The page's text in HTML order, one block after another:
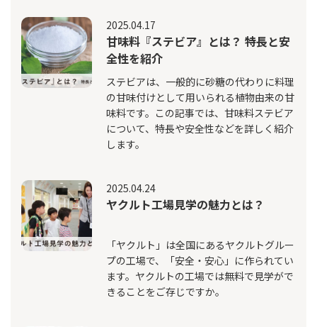
2025.04.17
甘味料『ステビア』とは？ 特長と安
全性を紹介
ステビアは、一般的に砂糖の代わりに料理
の甘味付けとして用いられる植物由来の甘
味料です。この記事では、甘味料ステビア
について、特長や安全性などを詳しく紹介
します。
2025.04.24
ヤクルト工場見学の魅力とは？
「ヤクルト」は全国にあるヤクルトグルー
プの工場で、「安全・安心」に作られてい
ます。ヤクルトの工場では無料で見学がで
きることをご存じですか。